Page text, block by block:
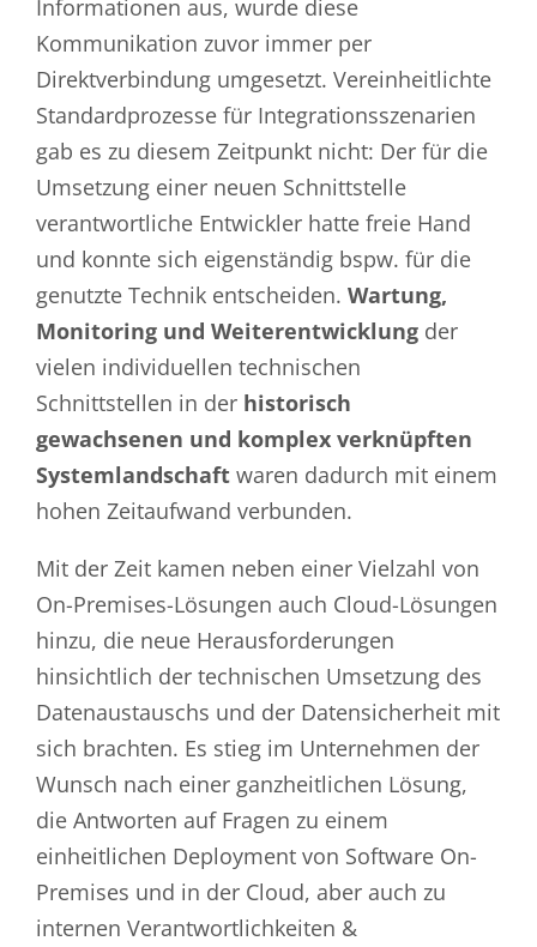
Informationen aus, wurde diese
Kommunikation zuvor immer per
Direktverbindung umgesetzt. Vereinheitlichte
Standardprozesse für Integrationsszenarien
gab es zu diesem Zeitpunkt nicht: Der für die
Umsetzung einer neuen Schnittstelle
verantwortliche Entwickler hatte freie Hand
und konnte sich eigenständig bspw. für die
genutzte Technik entscheiden. Wartung,
Monitoring und Weiterentwicklung der
vielen individuellen technischen
Schnittstellen in der historisch
gewachsenen und komplex verknüpften
Systemlandschaft waren dadurch mit einem
hohen Zeitaufwand verbunden.
Mit der Zeit kamen neben einer Vielzahl von
On-Premises-Lösungen auch Cloud-Lösungen
hinzu, die neue Herausforderungen
hinsichtlich der technischen Umsetzung des
Datenaustauschs und der Datensicherheit mit
sich brachten. Es stieg im Unternehmen der
Wunsch nach einer ganzheitlichen Lösung,
die Antworten auf Fragen zu einem
einheitlichen Deployment von Software On-
Premises und in der Cloud, aber auch zu
internen Verantwortlichkeiten &